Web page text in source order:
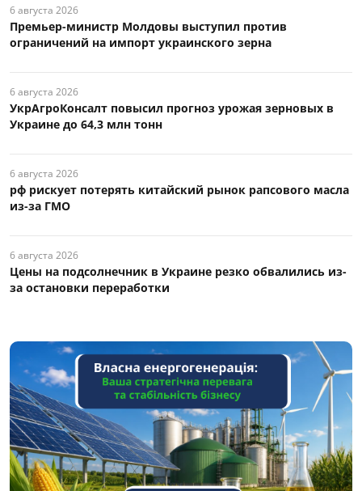
6 августа 2026
Премьер-министр Молдовы выступил против
ограничений на импорт украинского зерна
6 августа 2026
УкрАгроКонсалт повысил прогноз урожая зерновых в
Украине до 64,3 млн тонн
6 августа 2026
рф рискует потерять китайский рынок рапсового масла
из-за ГМО
6 августа 2026
Цены на подсолнечник в Украине резко обвалились из-
за остановки переработки